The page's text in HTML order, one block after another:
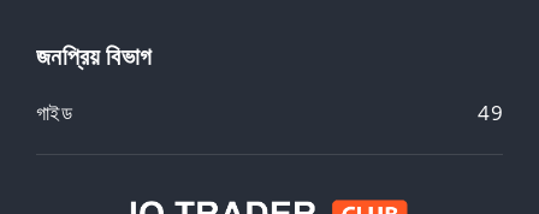
জনপ্রিয় বিভাগ
গাইড 49